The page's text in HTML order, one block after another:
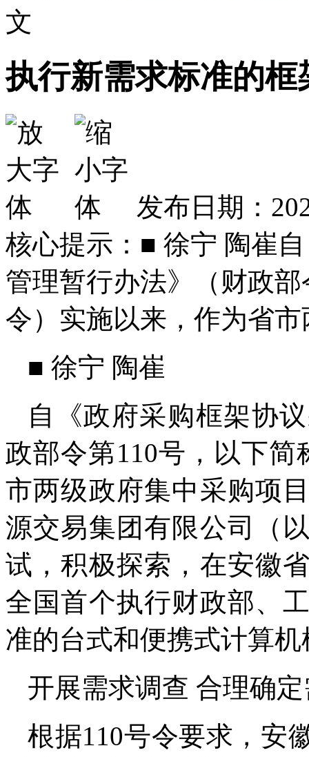
文
执行新需求标准的框
发布日期：
核心提示：■ 徐宁 陶崔
管理暂行办法》（财政
令）实施以来，作为省
■ 徐宁 陶崔
自《政府采购框架协
政部令第110号，以下
市两级政府集中采购项
源交易集团有限公司（
试，积极探索，在安徽
全国首个执行财政部、
准的台式和便携式计算
开展需求调查 合理确
根据110号令要求，安